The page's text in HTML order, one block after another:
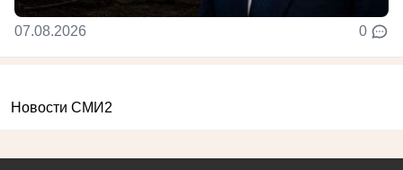
07.08.2026 0
Новости СМИ2